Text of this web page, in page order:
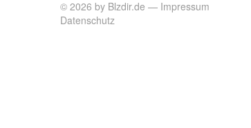
© 2026 by Blzdir.de — Impressum
Datenschutz